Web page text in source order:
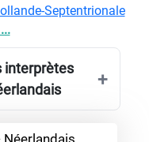
Septentrionale
interprètes
Néerlandais